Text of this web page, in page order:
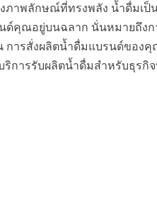
ภาพลักษณ์ที่ทรงพลัง น้ำดื่มเ
คุณอยู่บนฉลาก นั่นหมายถึงก
ารสั่งผลิตน้ำดื่มแบรนด์ของคุ
ริการรับผลิตน้ำดื่มสำหรับธุรกิ